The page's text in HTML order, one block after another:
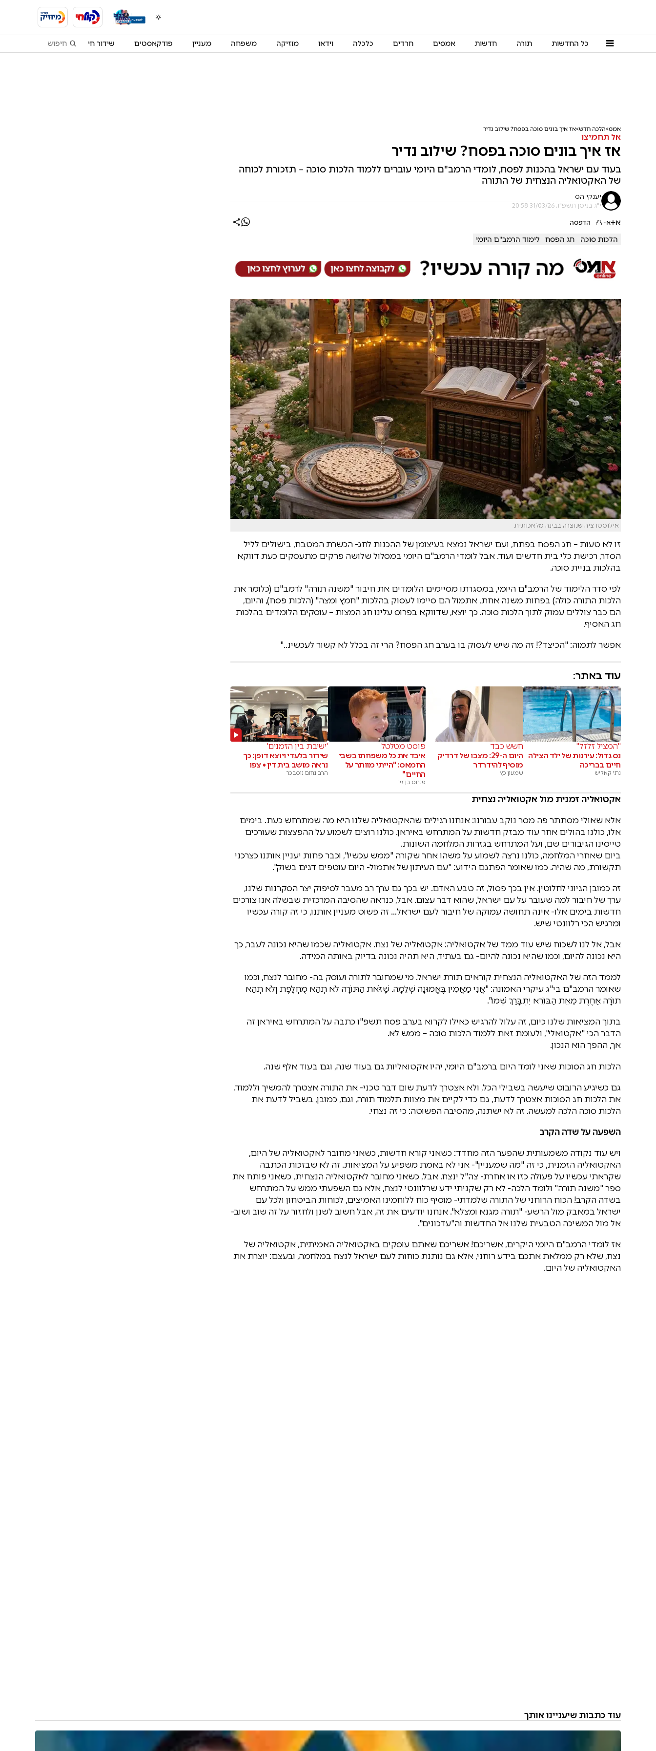
כל החדשות תורה חדשות אמסים חרדים כלכלה וידאו מוזיקה משפחה מעניין פודקאסטים שידור חי
אמס הלכה חדש אז איך בונים סוכה בפסח? שילוב נדיר
אל תחמיצו
אז איך בונים סוכה בפסח? שילוב נדיר
בעוד עם ישראל בהכנות לפסח, לומדי הרמב"ם היומי עוברים ללמוד הלכות סוכה – תזכורת לכוחה
של האקטואליה הנצחית של התורה
יענקי הס
י"ג בניסן תשפ"ו, 31/03/26 20:58
א+א- הדפסה
הלכות סוכה חג הפסח לימוד הרמב"ם היומי
אילוסטרציה שנוצרה בבינה מלאכותית
זו לא טעות – חג הפסח בפתח, ועם ישראל נמצא בעיצומן של ההכנות לחג- הכשרת המטבח, בישולים לליל
הסדר, רכישת כלי בית חדשים ועוד. אבל לומדי הרמב"ם היומי במסלול שלושה פרקים מתעסקים כעת דווקא
בהלכות בניית סוכה.
לפי סדר הלימוד של הרמב"ם היומי, במסגרתו מסיימים הלומדים את חיבור "משנה תורה" לרמב"ם (כלומר את
הלכות התורה כולה) בפחות משנה אחת, אתמול הם סיימו לעסוק בהלכות "חמץ ומצה" (הלכות פסח), והיום,
הם כבר צוללים עמוק לתוך הלכות סוכה. כך יוצא, שדווקא בפרוס עלינו חג המצות – עוסקים הלומדים בהלכות
חג האסיף.
אפשר לתמוה: "הכיצד?! זה מה שיש לעסוק בו בערב חג הפסח? הרי זה בכלל לא קשור לעכשיו…"
עוד באתר:
"המציל זלזל"
נס גדול: עירנות של ילד הצילה
חיים בבריכה
נתי קאליש
חשש כבד
היום ה-29: מצבו של דרדיק
מוסיף להידרדר
שמעון כץ
פוסט מטלטל
איבד את כל משפחתו בשבי
החמאס: "הייתי מוותר על
החיים"
פנחס בן זיו
'ישיבת בין הזמנים'
שידור בלעדי ויוצא דופן: כך
נראה מושב בית דין • צפו
הרב נחום נוסבכר
אקטואליה זמנית מול אקטואליה נצחית
אלא שאולי מסתתר פה מסר נוקב עבורנו: אנחנו רגילים שהאקטואליה שלנו היא מה שמתרחש כעת. בימים
אלו, כולנו בהולים אחר עוד מבזק חדשות על המתרחש באיראן. כולנו רוצים לשמוע על ההפצצות שעורכים
טייסינו הגיבורים שם, ועל המתרחש בגזרות המלחמה השונות.
ביום שאחרי המלחמה, כולנו נרצה לשמוע על משהו אחר שקורה "ממש עכשיו", וכבר פחות יעניין אותנו כצרכני
תקשורת, מה שהיה. כמו שאומר הפתגם הידוע: "עם העיתון של אתמול- היום עוטפים דגים בשוק".
זה כמובן הגיוני לחלוטין. אין בכך פסול, זה טבע האדם. יש בכך גם ערך רב מעבר לסיפוק יצר הסקרנות שלנו,
ערך של חיבור למה שעובר על עם ישראל, שהוא דבר עצום. אבל, כנראה שהסיבה המרכזית שבשלה אנו צורכים
חדשות בימים אלו- אינה תחושה עמוקה של חיבור לעם ישראל… זה פשוט מעניין אותנו, כי זה קורה עכשיו
ומרגיש הכי רלוונטי שיש.
אבל, אל לנו לשכוח שיש עוד ממד של אקטואליה: אקטואליה של נצח. אקטואליה שכמו שהיא נכונה לעבר, כך
היא נכונה להיום, וכמו שהיא נכונה להיום- גם בעתיד, היא תהיה נכונה בדיוק באותה המידה.
לממד הזה של האקטואליה הנצחית קוראים תורת ישראל. מי שמחובר לתורה ועוסק בה- מחובר לנצח, וכמו
שאומר הרמב"ם בי"ג עיקרי האמונה: "אֲנִי מַאֲמִין בֶּאֱמוּנָה שְׁלֵמָה. שֶׁזֹּאת הַתּוֹרָה לֹא תְהֵא מֻחְלֶפֶת וְלֹא תְהֵא
תוֹרָה אַחֶרֶת מֵאֵת הַבּוֹרֵא יִתְבָּרַךְ שְׁמוֹ".
בתוך המציאות שלנו כיום, זה עלול להרגיש כאילו לקרוא בערב פסח תשפ"ו כתבה על המתרחש באיראן זה
הדבר הכי "אקטואלי", ולעומת זאת ללמוד הלכות סוכה – ממש לא.
אך, ההפך הוא הנכון.
הלכות חג הסוכות שאני לומד היום ברמב"ם היומי, יהיו אקטואליות גם בעוד שנה, וגם בעוד אלף שנה.
גם כשיגיע הרובוט שיעשה בשבילי הכל, ולא אצטרך לדעת שום דבר טכני- את התורה אצטרך להמשיך וללמוד.
את הלכות חג הסוכות אצטרך לדעת, גם כדי לקיים את מצוות תלמוד תורה, וגם, כמובן, בשביל לדעת את
הלכות סוכה הלכה למעשה. זה לא ישתנה, מהסיבה הפשוטה: כי זה נצחי.
השפעה על שדה הקרב
ויש עוד נקודה משמעותית שהפער הזה מחדד: כשאני קורא חדשות, כשאני מחובר לאקטואליה של היום,
האקטואליה הזמנית, כי זה "מה שמעניין"- אני לא באמת משפיע על המציאות. זה לא שבזכות הכתבה
שקראתי עכשיו על פעולה כזו או אחרת- צה"ל ינצח. אבל, כשאני מחובר לאקטואליה הנצחית, כשאני פותח את
ספר "משנה תורה" ולומד הלכה- לא רק שקניתי ידע שרלוונטי לנצח, אלא גם השפעתי ממש על המתרחש
בשדה הקרב! הכוח הרוחני של התורה שלמדתי- מוסיף כוח ללוחמינו האמיצים, לכוחות הביטחון ולכל עם
ישראל במאבק מול הרשע- "תורה מגנא ומצלא". אנחנו יודעים את זה, אבל חשוב לשנן ולחזור על זה שוב ושוב-
אל מול המשיכה הטבעית שלנו אל החדשות וה"עדכונים".
אז לומדי הרמב"ם היומי היקרים, אשריכם! אשריכם שאתם עוסקים באקטואליה האמיתית, אקטואליה של
נצח, שלא רק ממלאת אתכם בידע רוחני, אלא גם נותנת כוחות לעם ישראל לנצח במלחמה, ובעצם: יוצרת את
האקטואליה של היום.
עוד כתבות שיעניינו אותך